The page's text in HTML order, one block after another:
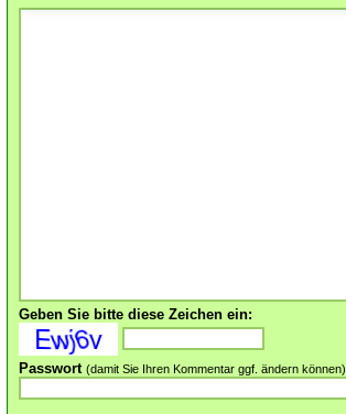
Geben Sie bitte diese Zeichen ein:
Passwort (damit Sie Ihren Kommentar ggf. ändern können)